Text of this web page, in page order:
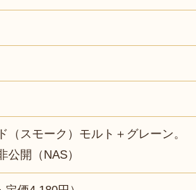
スモーク）モルト＋グレーン。
開（NAS）